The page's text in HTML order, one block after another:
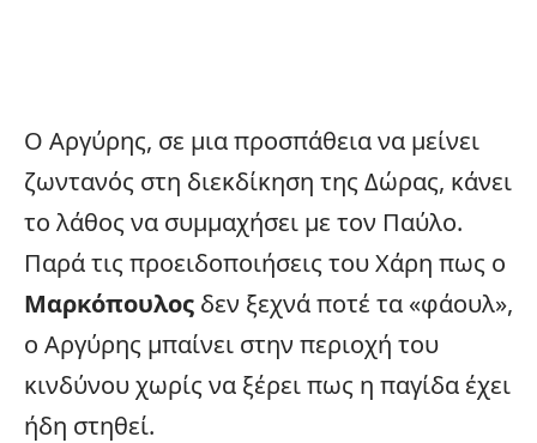
Ο Αργύρης, σε μια προσπάθεια να μείνει
ζωντανός στη διεκδίκηση της Δώρας, κάνει
το λάθος να συμμαχήσει με τον Παύλο.
Παρά τις προειδοποιήσεις του Χάρη πως ο
Μαρκόπουλος δεν ξεχνά ποτέ τα «φάουλ»,
ο Αργύρης μπαίνει στην περιοχή του
κινδύνου χωρίς να ξέρει πως η παγίδα έχει
ήδη στηθεί.